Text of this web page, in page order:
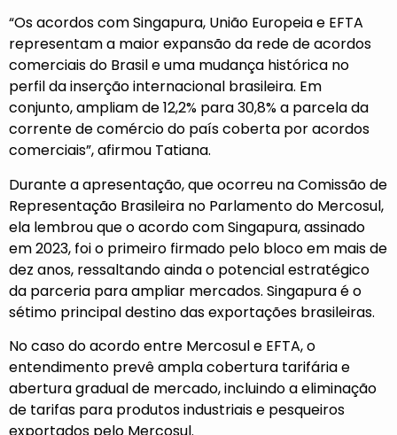
“Os acordos com Singapura, União Europeia e EFTA
representam a maior expansão da rede de acordos
comerciais do Brasil e uma mudança histórica no
perfil da inserção internacional brasileira. Em
conjunto, ampliam de 12,2% para 30,8% a parcela da
corrente de comércio do país coberta por acordos
comerciais”, afirmou Tatiana.
Durante a apresentação, que ocorreu na Comissão de
Representação Brasileira no Parlamento do Mercosul,
ela lembrou que o acordo com Singapura, assinado
em 2023, foi o primeiro firmado pelo bloco em mais de
dez anos, ressaltando ainda o potencial estratégico
da parceria para ampliar mercados. Singapura é o
sétimo principal destino das exportações brasileiras.
No caso do acordo entre Mercosul e EFTA, o
entendimento prevê ampla cobertura tarifária e
abertura gradual de mercado, incluindo a eliminação
de tarifas para produtos industriais e pesqueiros